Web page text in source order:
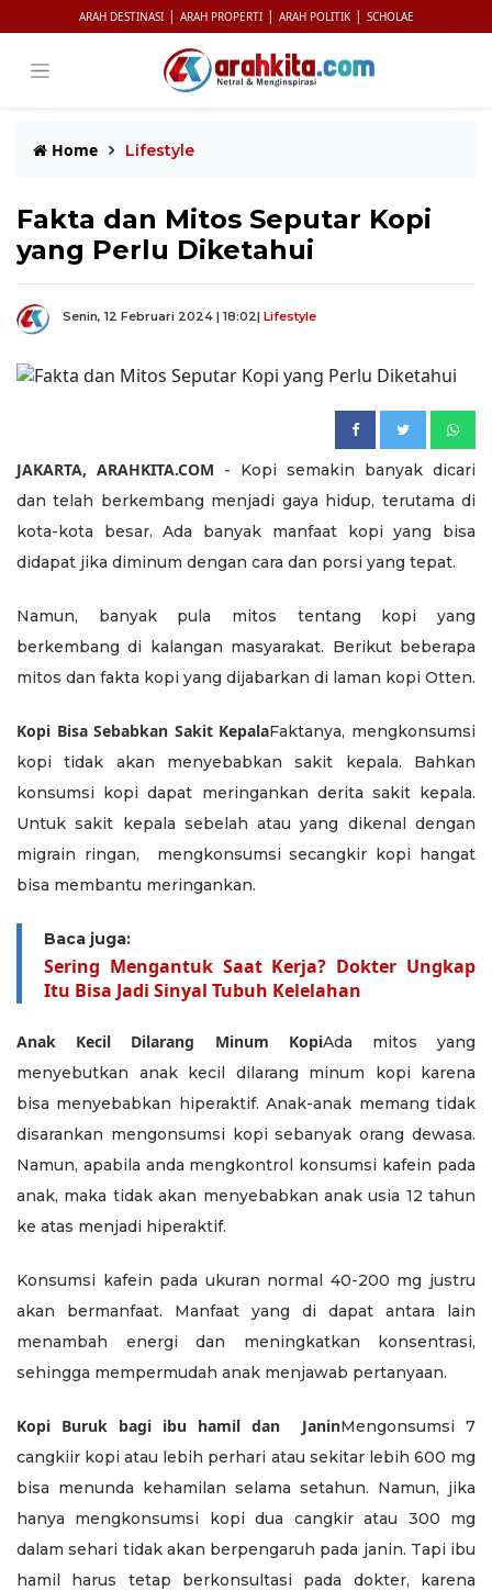
ARAH DESTINASI | ARAH PROPERTI | ARAH POLITIK | SCHOLAE
Home Lifestyle
Fakta dan Mitos Seputar Kopi
yang Perlu Diketahui
Senin, 12 Februari 2024 | 18:02| Lifestyle
JAKARTA, ARAHKITA.COM - Kopi semakin banyak dicari
dan telah berkembang menjadi gaya hidup, terutama di
kota-kota besar. Ada banyak manfaat kopi yang bisa
didapat jika diminum dengan cara dan porsi yang tepat.
Namun, banyak pula mitos tentang kopi yang
berkembang di kalangan masyarakat. Berikut beberapa
mitos dan fakta kopi yang dijabarkan di laman kopi Otten.
Kopi Bisa Sebabkan Sakit KepalaFaktanya, mengkonsumsi
kopi tidak akan menyebabkan sakit kepala. Bahkan
konsumsi kopi dapat meringankan derita sakit kepala.
Untuk sakit kepala sebelah atau yang dikenal dengan
migrain ringan, mengkonsumsi secangkir kopi hangat
bisa membantu meringankan.
Baca juga:
Sering Mengantuk Saat Kerja? Dokter Ungkap
Itu Bisa Jadi Sinyal Tubuh Kelelahan
Anak Kecil Dilarang Minum KopiAda mitos yang
menyebutkan anak kecil dilarang minum kopi karena
bisa menyebabkan hiperaktif. Anak-anak memang tidak
disarankan mengonsumsi kopi sebanyak orang dewasa.
Namun, apabila anda mengkontrol konsumsi kafein pada
anak, maka tidak akan menyebabkan anak usia 12 tahun
ke atas menjadi hiperaktif.
Konsumsi kafein pada ukuran normal 40-200 mg justru
akan bermanfaat. Manfaat yang di dapat antara lain
menambah energi dan meningkatkan konsentrasi,
sehingga mempermudah anak menjawab pertanyaan.
Kopi Buruk bagi ibu hamil dan JaninMengonsumsi 7
cangkiir kopi atau lebih perhari atau sekitar lebih 600 mg
bisa menunda kehamilan selama setahun. Namun, jika
hanya mengkonsumsi kopi dua cangkir atau 300 mg
dalam sehari tidak akan berpengaruh pada janin. Tapi ibu
hamil harus tetap berkonsultasi pada dokter, karena